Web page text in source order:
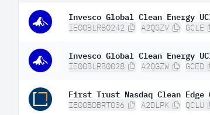
Invesco Global Clean Energy
IE00BLRB0242 A2QGZV GCLE
Invesco Global Clean Energy
IE00BLRB0028 A2QGZW GCED
First Trust Nasdaq Clean Edge
IE00BDBRT036 A2DLPK QCLU